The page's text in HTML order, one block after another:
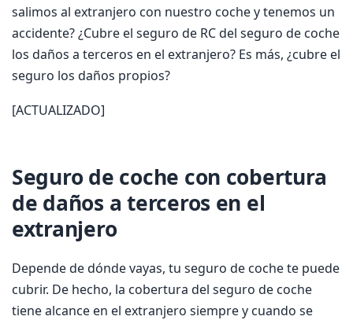
salimos al extranjero con nuestro coche y tenemos un
accidente? ¿Cubre el seguro de RC del seguro de coche
los daños a terceros en el extranjero? Es más, ¿cubre el
seguro los daños propios?
[ACTUALIZADO]
Seguro de coche con cobertura
de daños a terceros en el
extranjero
Depende de dónde vayas, tu seguro de coche te puede
cubrir. De hecho, la cobertura del seguro de coche
tiene alcance en el extranjero siempre y cuando se